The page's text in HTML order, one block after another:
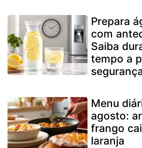
Prepara
com
Saiba
tempo a
Menu
agosto:
frango
laranja